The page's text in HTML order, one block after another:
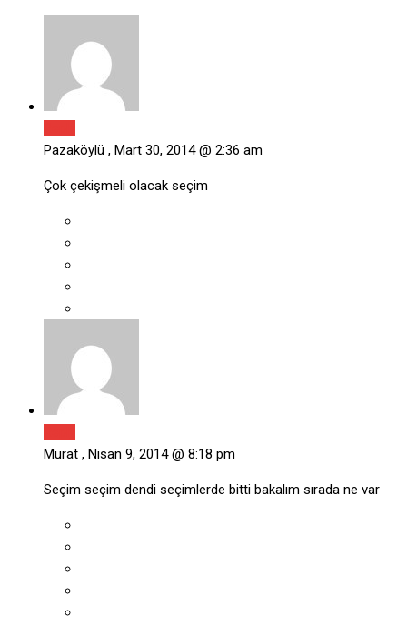
Pazaköylü , Mart 30, 2014 @ 2:36 am
Çok çekişmeli olacak seçim
Murat , Nisan 9, 2014 @ 8:18 pm
Seçim seçim dendi seçimlerde bitti bakalım sırada ne var